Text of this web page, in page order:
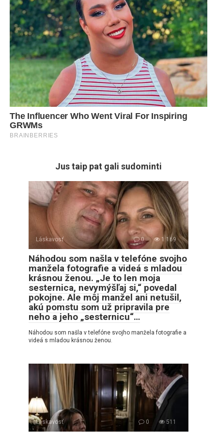
Jus taip pat gali sudominti
Láskavosť 0 1 169
Náhodou som našla v telefóne svojho
manžela fotografie a videá s mladou
krásnou ženou. „Je to len moja
sesternica, nevymýšľaj si,“ povedal
pokojne. Ale môj manžel ani netušil,
akú pomstu som už pripravila pre
neho a jeho „sesternicu“…
Náhodou som našla v telefóne svojho manžela fotografie a
videá s mladou krásnou ženou.
Láskavosť 0 511